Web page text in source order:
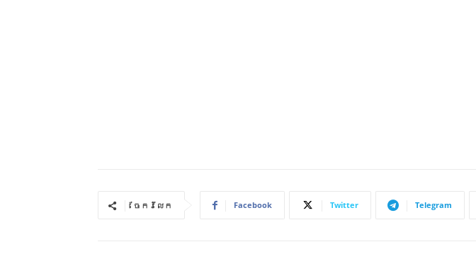
ចែករំលែក Facebook Twitter Telegram